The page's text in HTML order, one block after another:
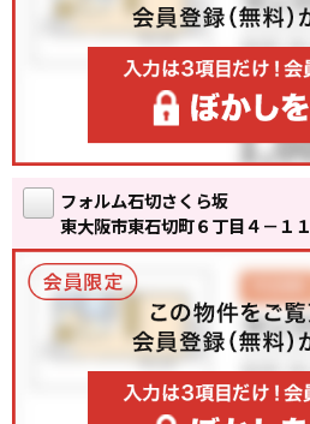
フォルム石切さくら坂
東大阪市東石切町６丁目４－１１